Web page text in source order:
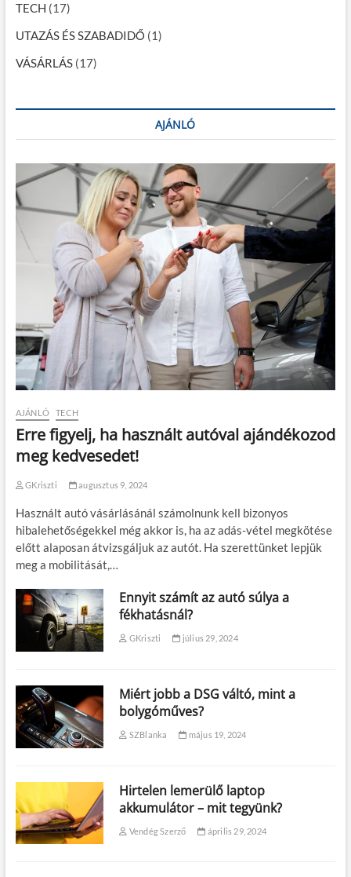
TECH (17)
UTAZÁS ÉS SZABADIDŐ (1)
VÁSÁRLÁS(17)
AJÁNLÓ
AJÁNLÓ TECH
Erre figyelj, ha használt autóval ajándékozod
meg kedvesedet!
GKriszti augusztus 9, 2024
Használt autó vásárlásánál számolnunk kell bizonyos
hibalehetőségekkel még akkor is, ha az adás-vétel megkötése
előtt alaposan átvizsgáljuk az autót. Ha szerettünket lepjük
meg a mobilitását,…
Ennyit számít az autó súlya a
fékhatásnál?
GKriszti július 29, 2024
Miért jobb a DSG váltó, mint a
bolygóműves?
SZBlanka május 19, 2024
Hirtelen lemerülő laptop
akkumulátor – mit tegyünk?
Vendég Szerző április 29, 2024